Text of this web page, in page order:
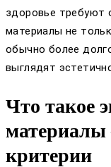
здоровье требуют
материалы не
обычно более
выглядят
Что такое
критерии